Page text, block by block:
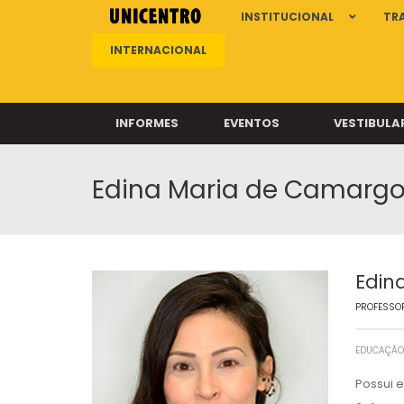
INSTITUCIONAL
INTERNACIONAL
INFORMES EVENTOS
Edina Maria de Camargo
Possui